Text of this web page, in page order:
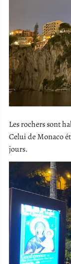
Les rochers sont
Celui de Monaco
jours.